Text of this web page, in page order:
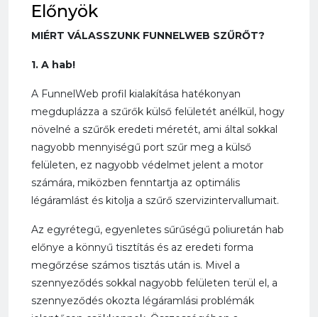
Előnyök
MIÉRT VÁLASSZUNK FUNNELWEB SZŰRŐT?
1. A hab!
A FunnelWeb profil kialakítása hatékonyan
megduplázza a szűrők külső felületét anélkül, hogy
növelné a szűrők eredeti méretét, ami által sokkal
nagyobb mennyiségű port szűr meg a külső
felületen, ez nagyobb védelmet jelent a motor
számára, miközben fenntartja az optimális
légáramlást és kitolja a szűrő szervizintervallumait.
Az egyrétegű, egyenletes sűrűségű poliuretán hab
előnye a könnyű tisztítás és az eredeti forma
megőrzése számos tisztás után is. Mivel a
szennyeződés sokkal nagyobb felületen terül el, a
szennyeződés okozta légáramlási problémák